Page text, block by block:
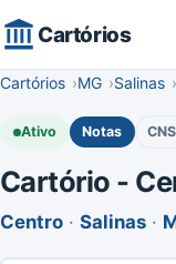
Cartórios
Cartórios MG Salinas
Ativo Notas
Cartório -
Centro · Salinas ·